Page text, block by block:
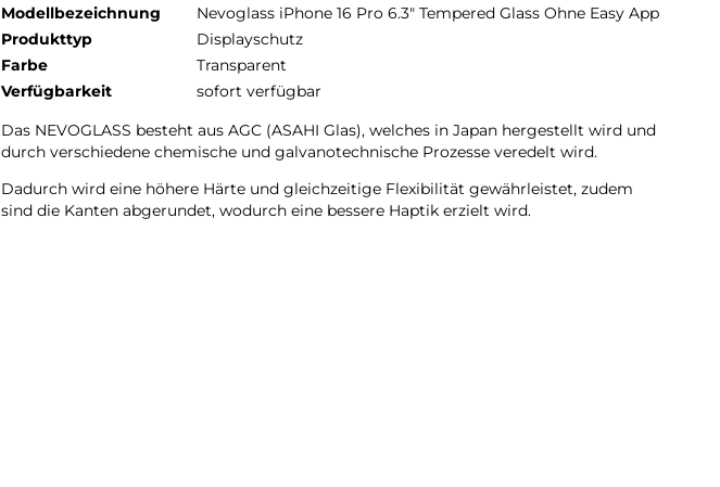
Modellbezeichnung
Nevoglass iPhone 16 Pro 6.3" Tempered Glass Ohne Easy App
Produkttyp
Displayschutz
Farbe
Transparent
Verfügbarkeit
sofort verfügbar
Das NEVOGLASS besteht aus AGC (ASAHI Glas), welches in Japan hergestellt wird und
durch verschiedene chemische und galvanotechnische Prozesse veredelt wird.
Dadurch wird eine höhere Härte und gleichzeitige Flexibilität gewährleistet, zudem
sind die Kanten abgerundet, wodurch eine bessere Haptik erzielt wird.